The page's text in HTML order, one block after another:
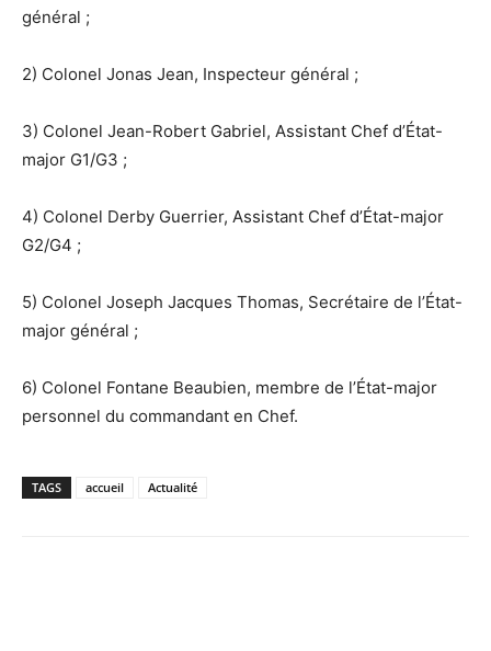
général ;
2) Colonel Jonas Jean, Inspecteur général ;
3) Colonel Jean-Robert Gabriel, Assistant Chef d’État-
major G1/G3 ;
4) Colonel Derby Guerrier, Assistant Chef d’État-major
G2/G4 ;
5) Colonel Joseph Jacques Thomas, Secrétaire de l’État-
major général ;
6) Colonel Fontane Beaubien, membre de l’État-major
personnel du commandant en Chef.
TAGS accueil Actualité